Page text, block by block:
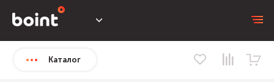
Каталог